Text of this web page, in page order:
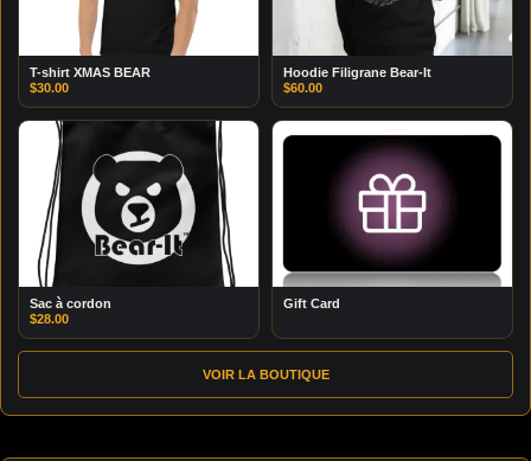
T-shirt XMAS BEAR
$30.00
Hoodie Filigrane Bear-It
$60.00
Sac à cordon
$28.00
Gift Card
VOIR LA BOUTIQUE